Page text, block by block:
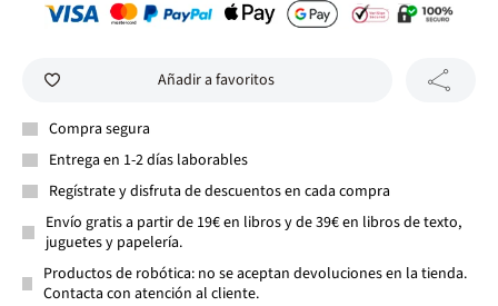
Añadir a favoritos
Compra segura
Entrega en 1-2 días laborables
Regístrate y disfruta de descuentos en cada compra
Envío gratis a partir de 19€ en libros y de 39€ en libros de texto,
juguetes y papelería.
Productos de robótica: no se aceptan devoluciones en la tienda.
Contacta con atención al cliente.